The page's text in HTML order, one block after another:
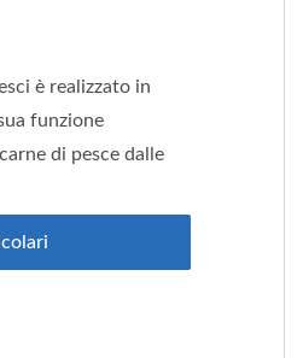
è realizzato in
funzione
di pesce dalle